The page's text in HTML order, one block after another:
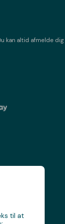
til at
kan altid afmelde dig